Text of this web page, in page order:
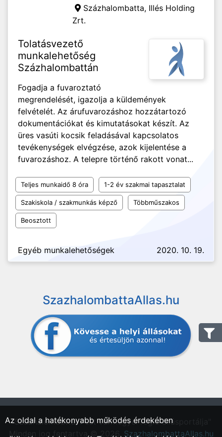
Százhalombatta, Illés Holding
Zrt.
Tolatásvezető
munkalehetőség
Százhalombattán
Fogadja a fuvaroztató
megrendelését, igazolja a küldemények
felvételét. Az árufuvarozáshoz hozzátartozó
dokumentációkat és kimutatásokat készít. Az
üres vasúti kocsik feladásával kapcsolatos
tevékenységek elvégzése, azok kijelentése a
fuvarozáshoz. A telepre történő rakott vonat...
Teljes munkaidő 8 óra 1-2 év szakmai tapasztalat
Szakiskola / szakmunkás képző Többműszakos
Beosztott
Egyéb munkalehetőségek 2020. 10. 19.
SzazhalombattaAllas.hu
"Százhalombatta, Pest vármegyei régió állásportálja"
Minden jog fentartva © 2026. SzazhalombattaAllas.hu
Az oldal a hatékonyabb működés érdekében